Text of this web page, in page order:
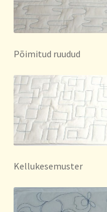
Põimitud ruudud
Kellukesemuster